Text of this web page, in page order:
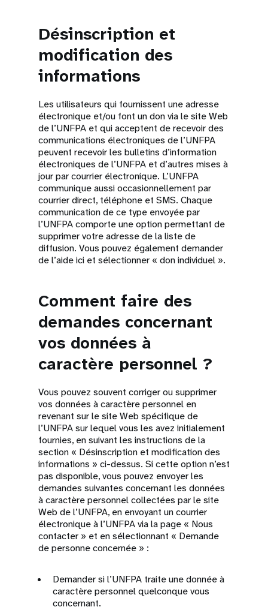
Désinscription et
modification des
informations
Les utilisateurs qui fournissent une adresse
électronique et/ou font un don via le site Web
de l’UNFPA et qui acceptent de recevoir des
communications électroniques de l’UNFPA
peuvent recevoir les bulletins d’information
électroniques de l’UNFPA et d’autres mises à
jour par courrier électronique. L’UNFPA
communique aussi occasionnellement par
courrier direct, téléphone et SMS. Chaque
communication de ce type envoyée par
l’UNFPA comporte une option permettant de
supprimer votre adresse de la liste de
diffusion. Vous pouvez également demander
de l’aide ici et sélectionner « don individuel ».
Comment faire des
demandes concernant
vos données à
caractère personnel ?
Vous pouvez souvent corriger ou supprimer
vos données à caractère personnel en
revenant sur le site Web spécifique de
l’UNFPA sur lequel vous les avez initialement
fournies, en suivant les instructions de la
section « Désinscription et modification des
informations » ci-dessus. Si cette option n’est
pas disponible, vous pouvez envoyer les
demandes suivantes concernant les données
à caractère personnel collectées par le site
Web de l’UNFPA, en envoyant un courrier
électronique à l’UNFPA via la page « Nous
contacter » et en sélectionnant « Demande
de personne concernée » :
Demander si l’UNFPA traite une donnée à
caractère personnel quelconque vous
concernant.